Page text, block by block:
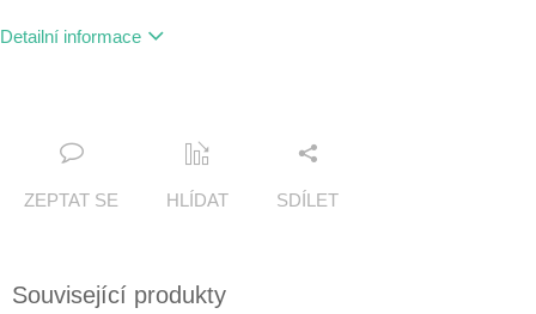
Detailní informace
ZEPTAT SE HLÍDAT SDÍLET
Související produkty